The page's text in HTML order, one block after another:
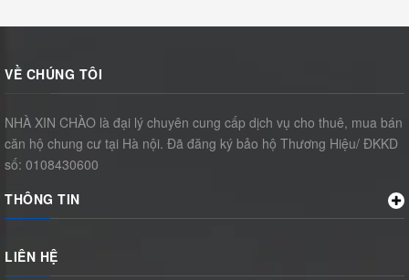
VỀ CHÚNG TÔI
NHÀ XIN CHÀO là đại lý chuyên cung cấp dịch vụ cho thuê, mua bán
căn hộ chung cư tại Hà nội. Đã đăng ký bảo hộ Thương Hiệu/ ĐKKD
số: 0108430600
THÔNG TIN
LIÊN HỆ